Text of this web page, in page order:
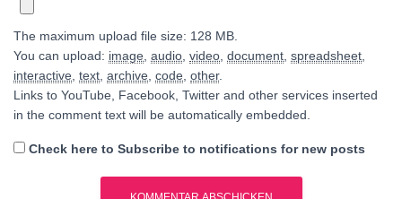
The maximum upload file size: 128 MB.
You can upload: image audio video document spreadsheet
interactive text archive code other.
Links to YouTube, Facebook, Twitter and other services inserted
in the comment text will be automatically embedded.
Check here to Subscribe to notifications for new posts